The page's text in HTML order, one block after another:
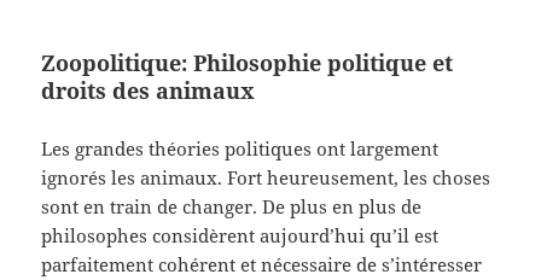
Zoopolitique: Philosophie politique et
droits des animaux
Les grandes théories politiques ont largement
ignorés les animaux. Fort heureusement, les choses
sont en train de changer. De plus en plus de
philosophes considèrent aujourd’hui qu’il est
parfaitement cohérent et nécessaire de s’intéresser